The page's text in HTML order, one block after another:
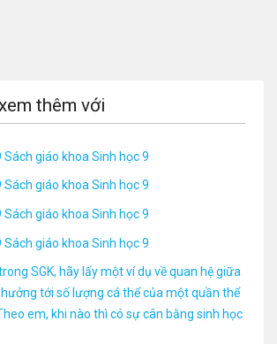
thêm với
giáo khoa Sinh học 9
giáo khoa Sinh học 9
giáo khoa Sinh học 9
giáo khoa Sinh học 9
SGK, hãy lấy một ví dụ về quan hệ giữa
tới số lượng cá thể của một quần thể
em, khi nào thì có sự cân bằng sinh học